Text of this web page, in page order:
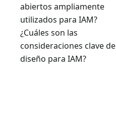
abiertos ampliamente
utilizados para IAM?
¿Cuáles son las
consideraciones clave de
diseño para IAM?